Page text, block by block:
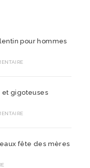
pour hommes
et gigoteuses
fête des mères